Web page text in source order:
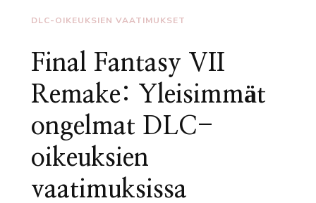
DLC-OIKEUKSIEN VAATIMUKSET
Final Fantasy VII
Remake: Yleisimmät
ongelmat DLC-
oikeuksien
vaatimuksissa